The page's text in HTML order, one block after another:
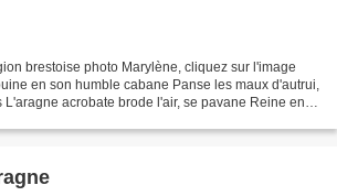
brestoise photo Marylène, cliquez sur l'image
en son humble cabane Panse les maux d'autrui,
acrobate brode l'air, se pavane Reine en